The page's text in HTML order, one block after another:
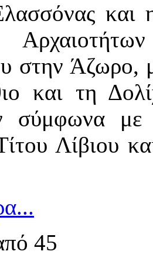
και
στην Άζωρο,
και τη
σύμφωνα με
Λίβιου
45